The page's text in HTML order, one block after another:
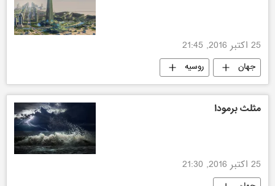
25 اکتبر 2016, 21:45
جهان روسیه
مثلث برمودا
25 اکتبر 2016, 21:30